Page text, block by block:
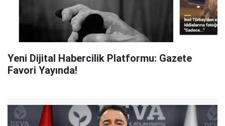
Yeni Dijital Habercilik Platformu: Gazete
Favori Yayında!